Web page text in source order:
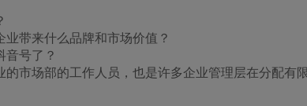
带来什么品牌和市场价值？
音号了？
市场部的工作人员，也是许多企业管理层在分配有